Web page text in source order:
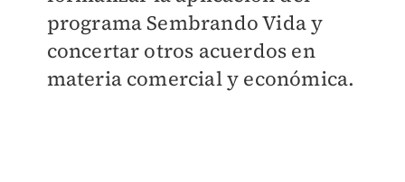
programa Sembrando Vida y
concertar otros acuerdos en
materia comercial y económica.